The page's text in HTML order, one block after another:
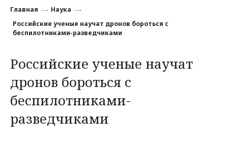
Финансы
Наука
Культура
Общество
Политика
Главная
Наука
Российские ученые научат дронов бороться с
беспилотниками-разведчиками
Российские ученые научат
дронов бороться с
беспилотниками-
разведчиками